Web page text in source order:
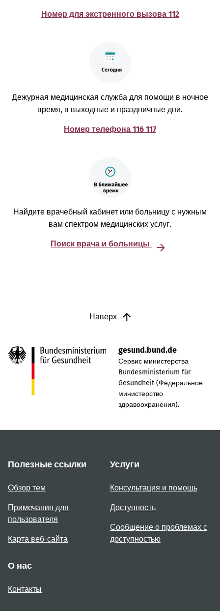
Номер для экстренного вызова 112
Дежурная медицинская служба для помощи в ночное
время, в выходные и праздничные дни.
Номер телефона 116 117
Найдите врачебный кабинет или больницу с нужным
вам спектром медицинских услуг.
Поиск врача и больницы
Наверх
gesund.bund.de
Сервис министерства
Bundesministerium für
Gesundheit (Федеральное
министерство
здравоохранения).
Полезные ссылки
Обзор тем
Примечания для
пользователя
Карта веб-сайта
Услуги
Консультация и помощь
Доступность
Сообщение о проблемах с
доступностью
О нас
Контакты